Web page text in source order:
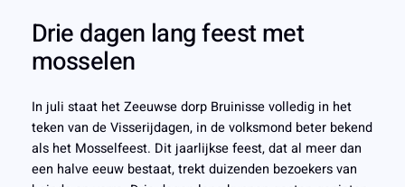
Drie dagen lang feest met
mosselen
In juli staat het Zeeuwse dorp Bruinisse volledig in het
teken van de Visserijdagen, in de volksmond beter bekend
als het Mosselfeest. Dit jaarlijkse feest, dat al meer dan
een halve eeuw bestaat, trekt duizenden bezoekers van